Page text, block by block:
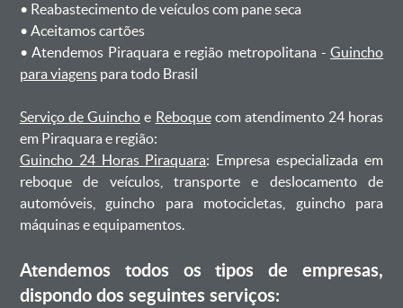
ㅤㅤ• Reabastecimento de veículos com pane seca
ㅤㅤ• Aceitamos cartões
ㅤㅤ• Atendemos Piraquara e região metropolitana -Guincho
para viagenspara todo Brasil
Serviço de Guincho e Reboquecom atendimento 24 horas
em Piraquara e região:
Guincho 24 Horas Piraquara: Empresa especializada em
reboque de veículos, transporte e deslocamento de
automóveis, guincho para motocicletas, guincho para
máquinas e equipamentos.
Atendemos todos os tipos de empresas,
dispondo dos seguintes serviços: